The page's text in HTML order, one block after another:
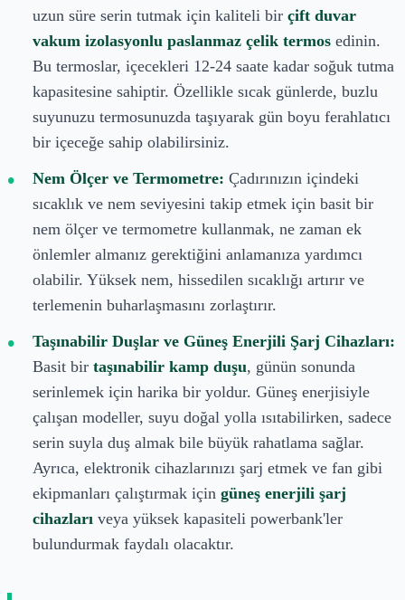
uzun süre serin tutmak için kaliteli bir çift duvar
vakum izolasyonlu paslanmaz çelik termos edinin.
Bu termoslar, içecekleri 12-24 saate kadar soğuk tutma
kapasitesine sahiptir. Özellikle sıcak günlerde, buzlu
suyunuzu termosunuzda taşıyarak gün boyu ferahlatıcı
bir içeceğe sahip olabilirsiniz.
Nem Ölçer ve Termometre: Çadırınızın içindeki
sıcaklık ve nem seviyesini takip etmek için basit bir
nem ölçer ve termometre kullanmak, ne zaman ek
önlemler almanız gerektiğini anlamanıza yardımcı
olabilir. Yüksek nem, hissedilen sıcaklığı artırır ve
terlemenin buharlaşmasını zorlaştırır.
Taşınabilir Duşlar ve Güneş Enerjili Şarj Cihazları:
Basit bir taşınabilir kamp duşu, günün sonunda
serinlemek için harika bir yoldur. Güneş enerjisiyle
çalışan modeller, suyu doğal yolla ısıtabilirken, sadece
serin suyla duş almak bile büyük rahatlama sağlar.
Ayrıca, elektronik cihazlarınızı şarj etmek ve fan gibi
ekipmanları çalıştırmak için güneş enerjili şarj
cihazları veya yüksek kapasiteli powerbank'ler
bulundurmak faydalı olacaktır.